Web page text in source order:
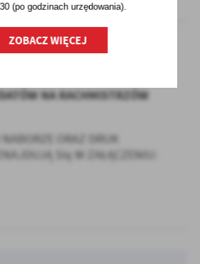
NA RACHMISTRZÓW
NABORZE ORAZ DRUK
SIę W ZAŁĄCZENIU:
(po godzinachurzędowania).
ZOBACZ WIĘCEJ